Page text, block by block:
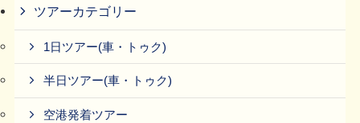
ツアーカテゴリー
1日ツアー(車・トゥク)
半日ツアー(車・トゥク)
空港発着ツアー